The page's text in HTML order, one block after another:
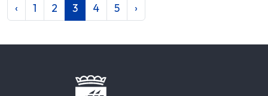
‹ 1 2 3 4 5 ›